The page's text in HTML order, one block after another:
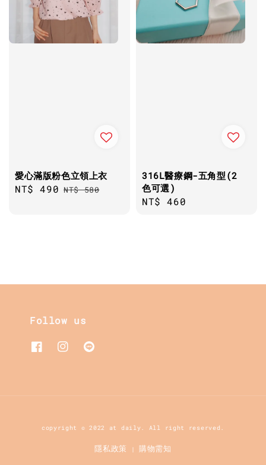
愛心滿版粉色立領上衣
Sale
NT$ 490 Regular
NT$ 580
316L醫療鋼-五角型(2
色可選)
Regular
NT$ 460
Follow us
copyright © 2022 at daily. All right reserved.
隱私政策 |購物需知